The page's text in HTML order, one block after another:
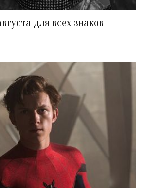
для всех знаков